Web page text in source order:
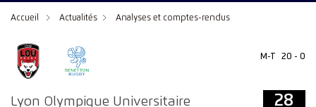
Accueil Actualités Analyses et comptes-rendus
Lyon Olympique Universitaire
M-T 20 - 0
28